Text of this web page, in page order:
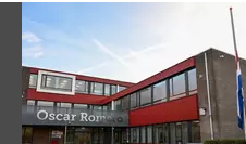
Vorige